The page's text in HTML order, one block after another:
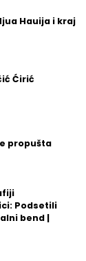
Hauija i kraj
Ćirić
propušta
Podsetili
bend |